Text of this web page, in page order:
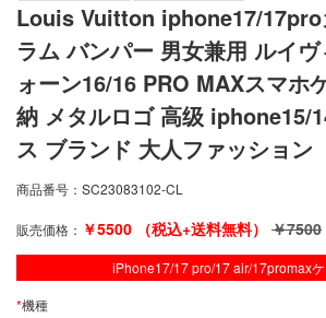
Louis Vuitton iphone17/17pro
ラム バンパー 男女兼用 ルイ
ォーン16/16 PRO MAXスマホ
納 メタルロゴ 高级 iphone15/
ス ブランド 大人ファッション
商品番号： SC23083102-CL
販売価格： ￥5500 （税込+送料無料） ￥7500
iPhone17/17 pro/17 air/17promax
*機種